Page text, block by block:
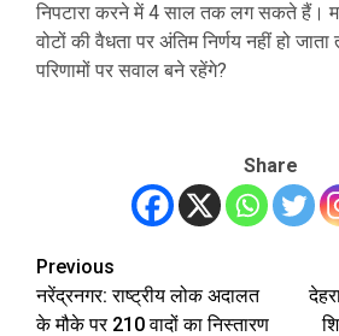
निपटारा करने में 4 साल तक लग सकते हैं।
वोटों की वैधता पर अंतिम निर्णय नहीं हो
परिणामों पर सवाल बने रहेंगे?
Share
Post
navigation
Previous
नरेंद्रनगर: राष्ट्रीय लोक अदालत
के मौके पर 210 वादों का निस्तारण